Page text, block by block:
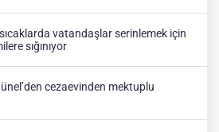
vatandaşlar serinlemek için
sığınıyor
cezaevinden mektuplu